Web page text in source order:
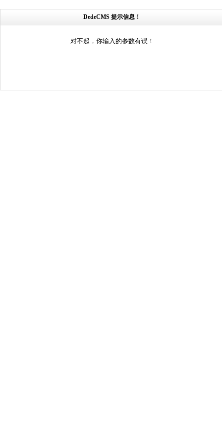
DedeCMS 提示信息！
对不起，你输入的参数有误！